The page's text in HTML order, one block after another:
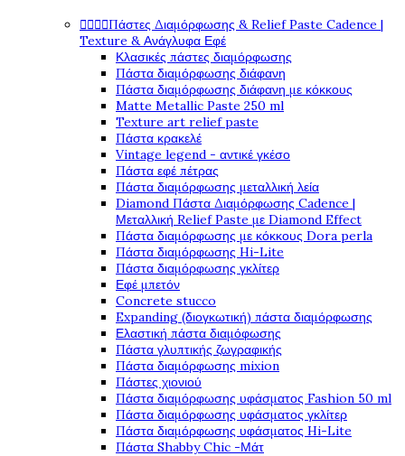
Πάστες Διαμόρφωσης & Relief Paste Cadence |
Texture & Ανάγλυφα Εφέ
Κλασικές πάστες διαμόρφωσης
Πάστα διαμόρφωσης διάφανη
Πάστα διαμόρφωσης διάφανη με κόκκους
Matte Metallic Paste 250 ml
Texture art relief paste
Πάστα κρακελέ
Vintage legend - αντικέ γκέσο
Πάστα εφέ πέτρας
Πάστα διαμόρφωσης μεταλλική λεία
Diamond Πάστα Διαμόρφωσης Cadence |
Μεταλλική Relief Paste με Diamond Effect
Πάστα διαμόρφωσης με κόκκους Dora perla
Πάστα διαμόρφωσης Hi-Lite
Πάστα διαμόρφωσης γκλίτερ
Εφέ μπετόν
Concrete stucco
Expanding (διογκωτική) πάστα διαμόρφωσης
Ελαστική πάστα διαμόφωσης
Πάστα γλυπτικής ζωγραφικής
Πάστα διαμόρφωσης mixion
Πάστες χιονιού
Πάστα διαμόρφωσης υφάσματος Fashion 50 ml
Πάστα διαμόρφωσης υφάσματος γκλίτερ
Πάστα διαμόρφωσης υφάσματος Hi-Lite
Πάστα Shabby Chic -Μάτ